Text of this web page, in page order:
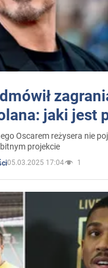
jaki jest
Oscarem reżysera nie
projekcie
05.03.2025 17:04 1